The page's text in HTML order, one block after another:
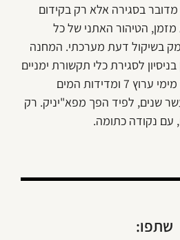
בסגירה אלא רק בקידום
הטיהור האתני של כל
בשיקול דעת מערכתי. המחנה
לסגירת כלי תקשורת ימניים
בטיעונים לגליסטיים עוד מימי ערוץ 7 ומדידות המים
שנים, לפיד הפך מפא"יניק. רק
נקודה כתומה.
שתפו: